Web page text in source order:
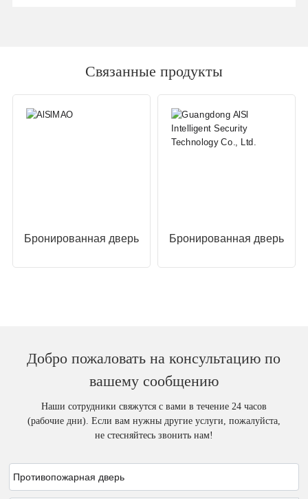
Связанные продукты
Бронированная дверь Бронированная дверь
Добро пожаловать на консультацию по
вашему сообщению
Наши сотрудники свяжутся с вами в течение 24 часов
(рабочие дни). Если вам нужны другие услуги, пожалуйста,
не стесняйтесь звонить нам!
Противопожарная дверь